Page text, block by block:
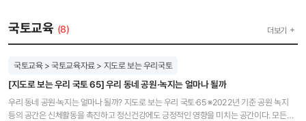
연구 장려 ◦ (도로 산업 해외 시장 진출 지원) 금융기관·공기업·민간 업계 등 협의체 구성과
어려웠고, 청년들이 실제 만족하고 체감할 수 있는 정책 대안을 만드는 것이 가능한지에
대해서도 회의적이었다. 그러다, 2025년 원내에 청년주거정책연구단이 만들어지면서
정립해 보고자 이 연구를 수행하게 되었다. KRIHS: 이 연구의 의미는 무엇인가? 이길제:
기존 주거정책 연구들이 특정 취약계층에 초점을 맞췄던 것과 달리, 이 연구는 만 19~39세
전체 청년을 포괄적으로 다룬 장기적 관점의 선도적 연구라는 데 의미가 있다. 또한, 청년의
주거 문제를 단순히 ‘집’의 문제로 국한하지 않고 일자리, 금융(부채), 교육 등 삶 전반의
확대되고 있으며, 월세가격은 지역 구분 없이 상승세를 유지하면서 전세·월세가 동시에
상승하는 양상이 나타남 ◦ 이와 같은 변화는 금리, 공급, 제도, 시장 불안 요인 등 다양한
변동인지 구조적 변화인지에 대한 종합적 진단은 부족한 상황 ◦ 임대차시장을 보다
계약갱신청구권 활용 등 구조적 요인에 대한 고려가 필요하며, 금번 이슈리포트는 이러한
종합적인 관점에서 임대차시장 상황을 진단하고 구체적인 분석 근거를 제시하고자 함 □
국토연구원(원장직무대행 김명수) 주택·부동산연구센터 박진백 부연구위원과 연구진은
국토교육 (8) 더보기
국토교육 > 국토교육자료 > 지도로 보는 우리국토
[지도로 보는 우리 국토 65] 우리 동네 공원·녹지는 얼마나 될까
우리 동네 공원·녹지는 얼마나 될까? 지도로 보는 우리 국토·65 ※2022년 기준 공원 녹지
등의 공간은 신체활동을 촉진하고 정신건강에도 긍정적인 영향을 미치는 공간이다. 모든